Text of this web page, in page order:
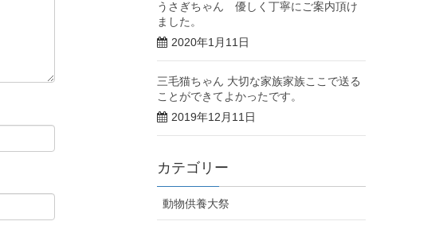
うさぎちゃん 優しく丁寧にご案内頂け
ました。
2020年1月11日
三毛猫ちゃん 大切な家族家族ここで送る
ことができてよかったです。
2019年12月11日
カテゴリー
動物供養大祭